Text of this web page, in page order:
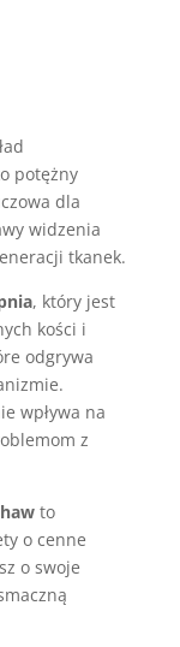
potężny
dla
widzenia
tkanek.
, który jest
kości i
odgrywa
wpływa na
z
to
o cenne
o swoje